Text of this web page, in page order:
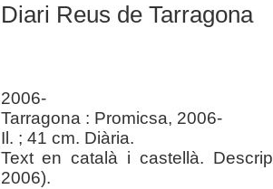
Diari Reus de Tarragona
2006-
Tarragona : Promicsa, 2006-
Il. ; 41 cm. Diària.
Text en català i castellà.
2006).